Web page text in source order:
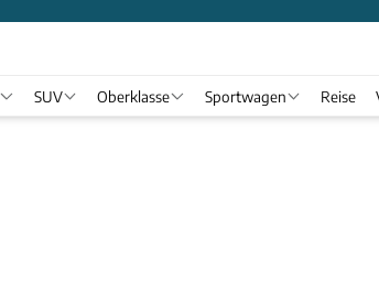
SUV Oberklasse Sportwagen Reise